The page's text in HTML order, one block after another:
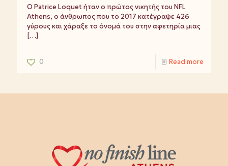
Ο Patrice Loquet ήταν ο πρώτος νικητής του NFL
Athens, ο άνθρωπος που το 2017 κατέγραψε 426
γύρους και χάραξε το όνομά του στην αφετηρία μιας
[…]
0 Read more